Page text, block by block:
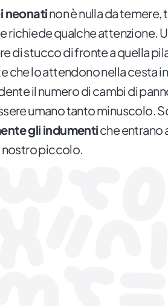
neonatinon è nulla da temere,
richiede qualche attenzione.
di stucco di fronte a quella
che lo attendono nella cesta
il numero di cambi di
umano tanto minuscolo.
gli indumentiche entrano
piccolo.